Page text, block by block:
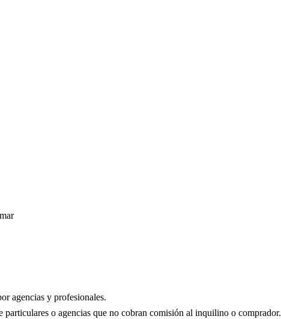
agencias y profesionales.
particulares o agencias que no cobran comisión al inquilino o comprador.